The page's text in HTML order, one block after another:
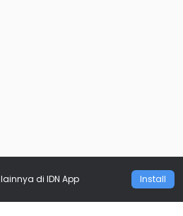
lainnya di IDN App Install